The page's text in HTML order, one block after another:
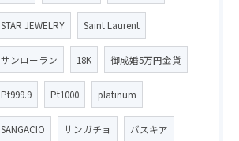
STAR JEWELRY Saint Laurent
サンローラン 18K 御成婚5万円金貨
Pt999.9 Pt1000 platinum
SANGACIO サンガチョ バスキア